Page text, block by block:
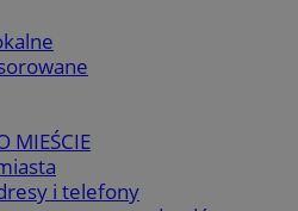
MIEŚCIE
i telefony